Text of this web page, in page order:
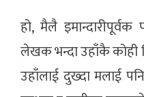
हो, मैलै
लेखक भन्दा उहाँकै
उहाँलाई दुख्दा मलाई